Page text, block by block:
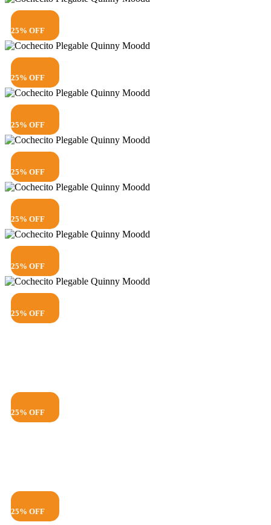
25% OFF
25% OFF
25% OFF
25% OFF
25% OFF
25% OFF
25% OFF
25% OFF
25% OFF